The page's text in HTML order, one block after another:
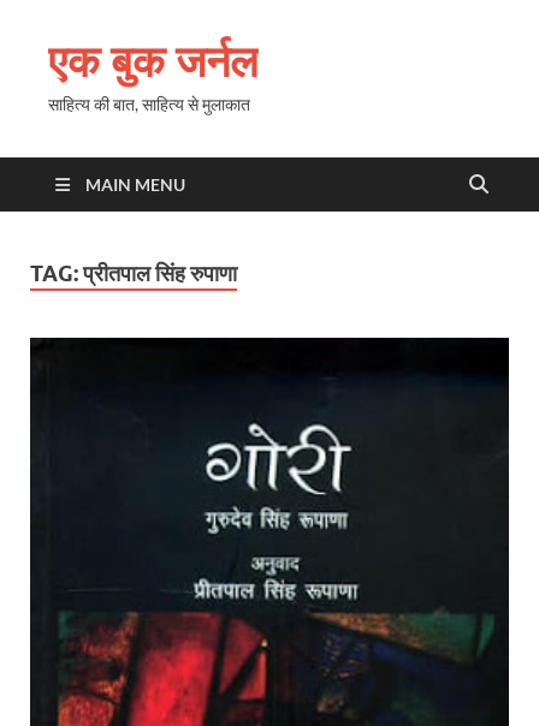
एक बुक जर्नल
साहित्य की बात, साहित्य से मुलाकात
MAIN MENU
TAG:प्रीतपाल सिंह रुपाणा